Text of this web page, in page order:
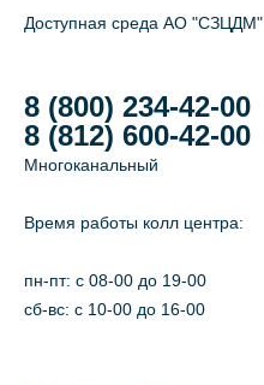
Доступная среда АО "СЗЦДМ"
8 (800) 234-42-00
8 (812) 600-42-00
Многоканальный
Время работы колл центра:
пн-пт: c 08-00 до 19-00
сб-вс: с 10-00 до 16-00